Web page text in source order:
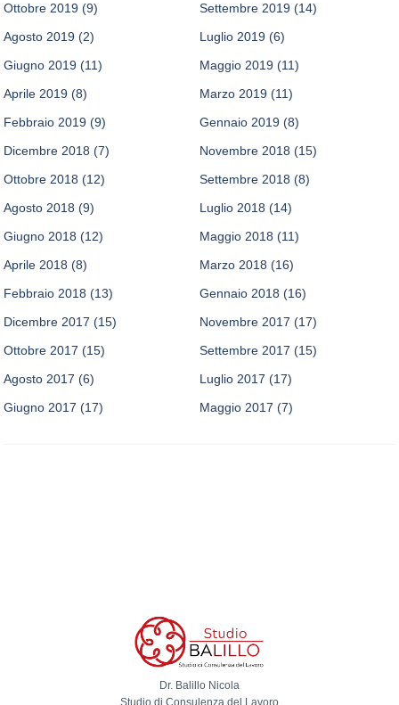
Ottobre 2019 (9) Settembre 2019 (14)
Agosto 2019 (2) Luglio 2019 (6)
Giugno 2019 (11) Maggio 2019 (11)
Aprile 2019 (8) Marzo 2019 (11)
Febbraio 2019 (9) Gennaio 2019 (8)
Dicembre 2018 (7) Novembre 2018 (15)
Ottobre 2018 (12) Settembre 2018 (8)
Agosto 2018 (9) Luglio 2018 (14)
Giugno 2018 (12) Maggio 2018 (11)
Aprile 2018 (8) Marzo 2018 (16)
Febbraio 2018 (13) Gennaio 2018 (16)
Dicembre 2017 (15) Novembre 2017 (17)
Ottobre 2017 (15) Settembre 2017 (15)
Agosto 2017 (6) Luglio 2017 (17)
Giugno 2017 (17) Maggio 2017 (7)
Dr. Balillo Nicola
Studio di Consulenza del Lavoro